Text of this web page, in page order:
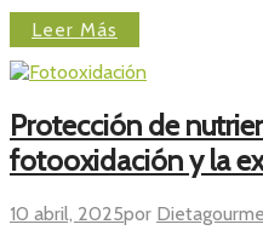
Leer Más
Protección de
fotooxidación y la
10 abril, 2025por